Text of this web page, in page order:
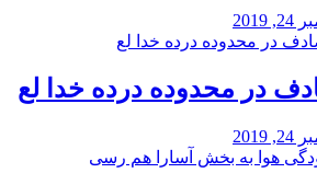
در محدوده درده خدا لع